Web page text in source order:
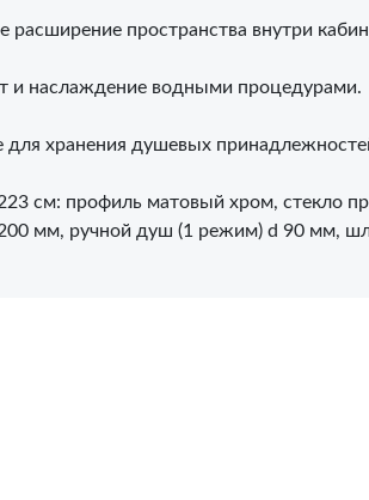
расширение пространства внутри
и наслаждение водными процедурами.
хранения душевых
см: профиль матовый хром, стекло
мм, ручной душ (1 режим) d 90 мм,